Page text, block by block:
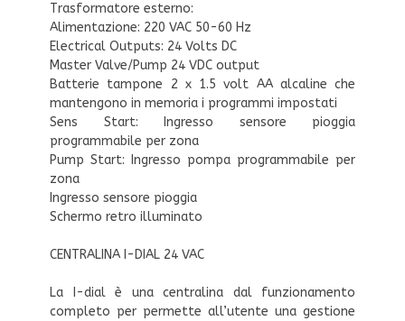
Trasformatore esterno:
Alimentazione: 220 VAC 50-60 Hz
Electrical Outputs: 24 Volts DC
Master Valve/Pump 24 VDC output
Batterie tampone 2 x 1.5 volt AA alcaline che
mantengono in memoria i programmi impostati
Sens Start: Ingresso sensore pioggia
programmabile per zona
Pump Start: Ingresso pompa programmabile per
zona
Ingresso sensore pioggia
Schermo retro illuminato
CENTRALINA I-DIAL 24 VAC
La I-dial è una centralina dal funzionamento
completo per permette all’utente una gestione